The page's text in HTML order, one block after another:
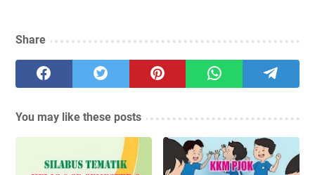
Share
You may like these posts